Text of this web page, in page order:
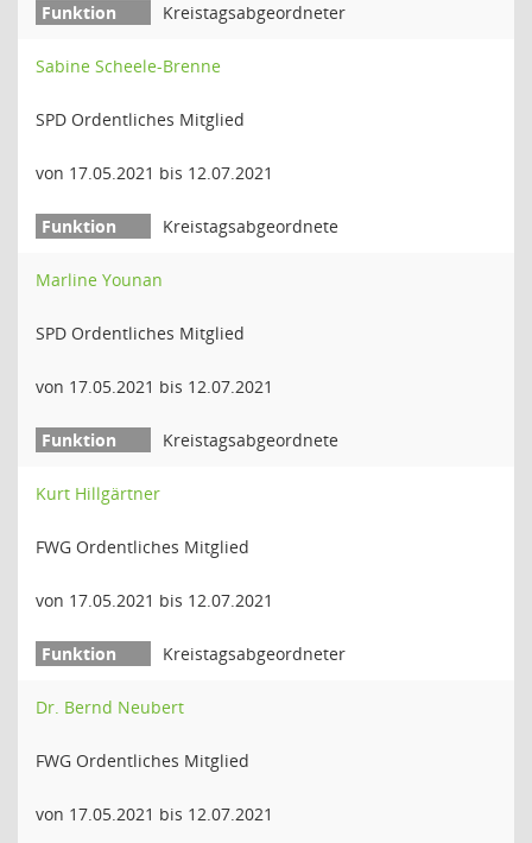
Kreistagsabgeordneter
Sabine Scheele-Brenne
SPD Ordentliches Mitglied
von 17.05.2021 bis 12.07.2021
Kreistagsabgeordnete
Marline Younan
SPD Ordentliches Mitglied
von 17.05.2021 bis 12.07.2021
Kreistagsabgeordnete
Kurt Hillgärtner
FWG Ordentliches Mitglied
von 17.05.2021 bis 12.07.2021
Kreistagsabgeordneter
Dr. Bernd Neubert
FWG Ordentliches Mitglied
von 17.05.2021 bis 12.07.2021